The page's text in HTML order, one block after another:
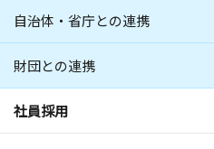
自治体・省庁との連携
財団との連携
社員採用